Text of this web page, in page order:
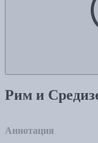
Рим и
Аннотация